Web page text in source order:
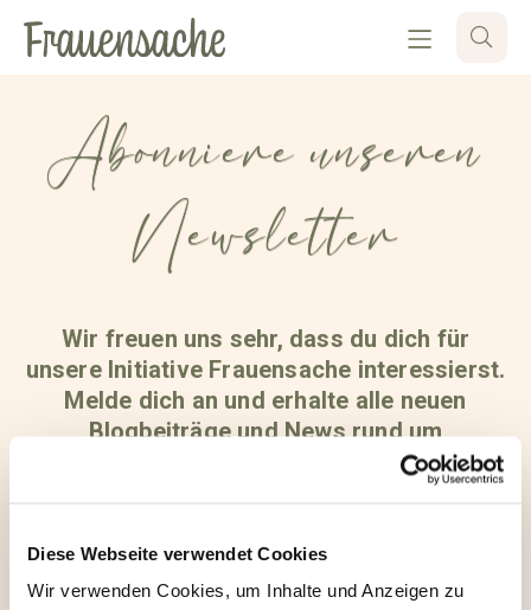
Diese Webseite verwendet Cookies
Wir verwenden Cookies, um Inhalte und Anzeigen zu
Abonniere unseren
Newsletter
Wir freuen uns sehr, dass du dich für
unsere Initiative Frauensache interessierst.
Melde dich an und erhalte alle neuen
Blogbeiträge und News rund um
deinestarkeseite.de in deinem
Posteingang. Jederzeit kündbar und